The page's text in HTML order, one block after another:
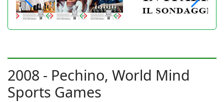
2008 - Pechino, World Mind
Sports Games